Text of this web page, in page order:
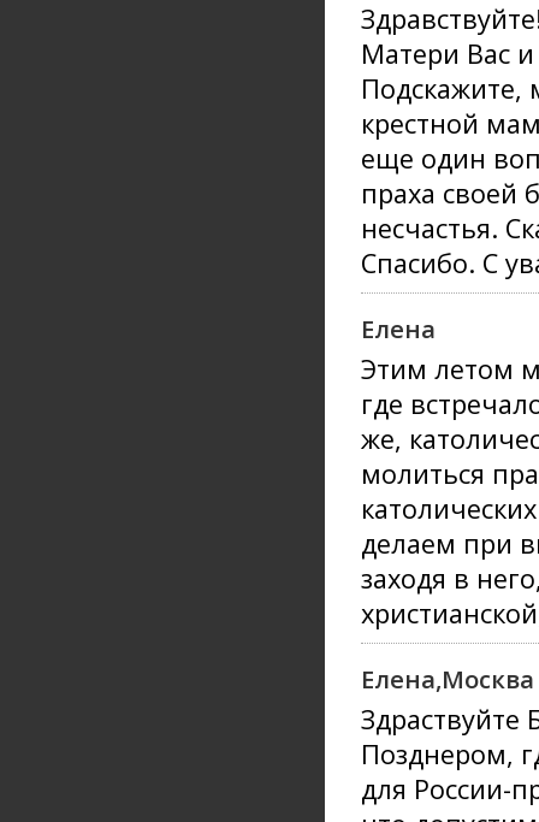
Матери Вас и
Подскажите,
крестной
еще один
праха своей
несчастья.
Спасибо. С
Елена
Этим летом
где
же,
молиться
делаем при
заходя в
Елена,Москва
Позднером,
для России-